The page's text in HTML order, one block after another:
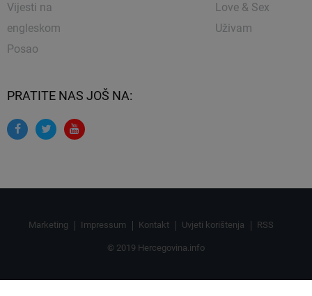
Vijesti na
engleskom
Posao
Love & Sex
Uživam
PRATITE NAS JOŠ NA:
Marketing Impressum Kontakt Uvjeti korištenja RSS
© 2019 Hercegovina.info